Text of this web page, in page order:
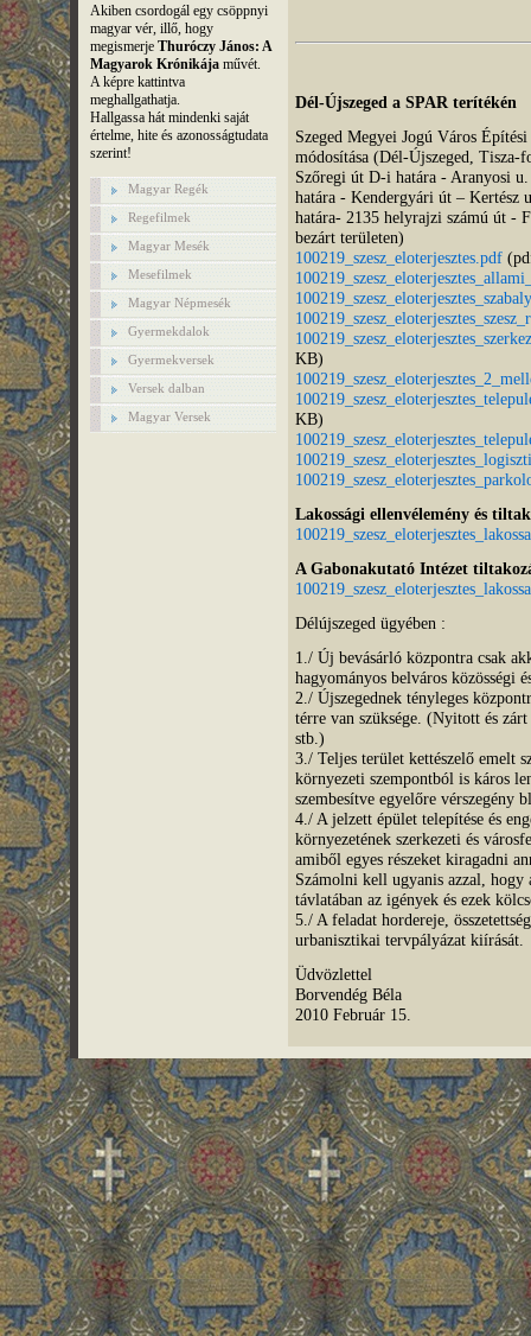
Akiben csordogál egy csöppnyi
magyar vér, illő, hogy
megismerje Thuróczy János: A
Magyarok Krónikájaművét.
A képre kattintva
meghallgathatja.
Hallgassa hát mindenki saját
értelme, hite és azonosságtudata
szerint!
Magyar Regék
Regefilmek
Magyar Mesék
Mesefilmek
Magyar Népmesék
Gyermekdalok
Gyermekversek
Versek dalban
Magyar Versek
Dél-Újszeged a SPAR terítékén
Szeged Megyei Jogú Város
módosítása (Dél-Újszeged,
Szőregi út D-i határa - Aranyosi
határa - Kendergyári út – Kertész
határa- 2135 helyrajzi számú út -
bezárt területen)
100219_szesz_eloterjesztes.pdf
KB)
KB)
Lakossági ellenvélemény és
A Gabonakutató Intézet
Délújszeged ügyében :
1./ Új bevásárló központra csak
hagyományos belváros közösségi
2./ Újszegednek tényleges
térre van szüksége. (Nyitott és
stb.)
3./ Teljes terület kettészelő emelt
környezeti szempontból is káros
szembesítve egyelőre vérszegény
4./ A jelzett épület telepítése és
környezetének szerkezeti és
amiből egyes részeket kiragadni
Számolni kell ugyanis azzal, hogy
távlatában az igények és ezek
5./ A feladat hordereje,
urbanisztikai tervpályázat kiírását.
Üdvözlettel
Borvendég Béla
2010 Február 15.